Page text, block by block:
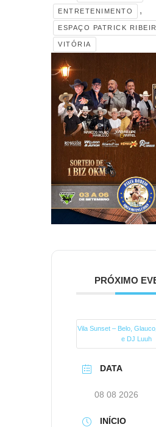
ENTRETENIMENTO ,
ESPAÇO PATRICK
VITÓRIA
PRÓXIMO
Vila Sunset – Belo,
e DJ Luuh
DATA
08 08 2026
INÍCIO